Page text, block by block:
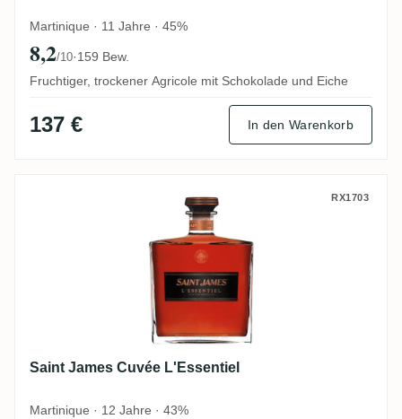
Martinique · 11 Jahre · 45%
8,2/10·159 Bew.
Fruchtiger, trockener Agricole mit Schokolade und Eiche
137 € In den Warenkorb
Saint James Cuvée L'Essentiel RX1703
Saint James Cuvée L'Essentiel
Martinique · 12 Jahre · 43%